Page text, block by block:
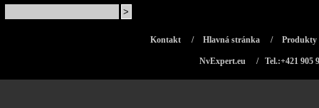
Kontakt / Hlavná stránka / Produkty
NvExpert.eu / Tel.:+421 905